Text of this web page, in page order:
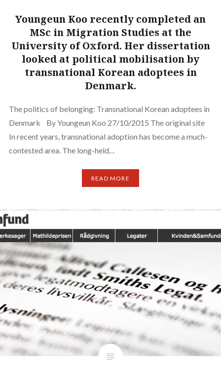
Youngeun Koo recently completed an
MSc in Migration Studies at the
University of Oxford. Her dissertation
looked at political mobilisation by
transnational Korean adoptees in
Denmark.
The politics of belonging: Transnational Korean adoptees in
Denmark By Youngeun Koo 27/10/2015 The original site
In recent years, transnational adoption has become a much-
contested area. The long-held…
READ MORE